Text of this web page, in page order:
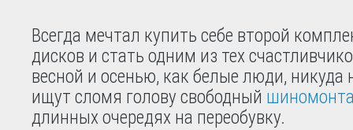
Всегда мечтал купить себе второй
дисков и стать одним из тех
весной и осенью, как белые люди, никуда
ищут сломя голову свободный
длинных очередях на переобувку.